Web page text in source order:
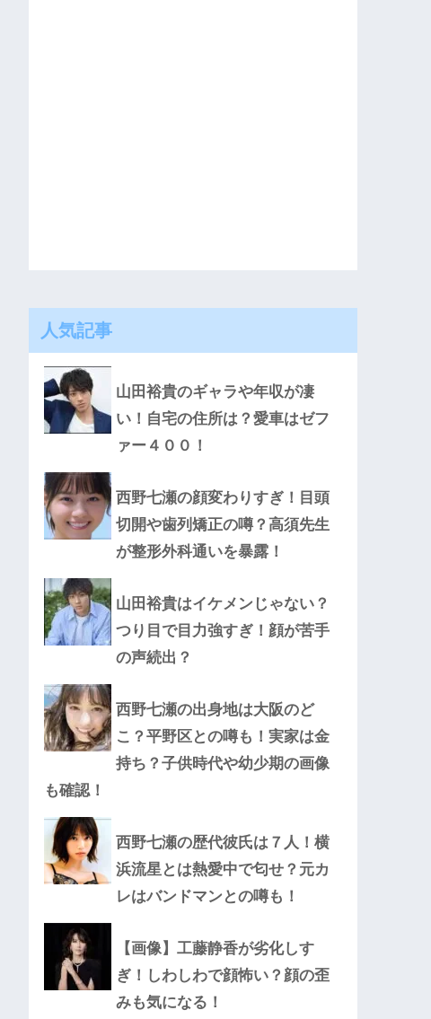
人気記事
山田裕貴のギャラや年収が凄
い！自宅の住所は？愛車はゼフ
ァー４００！
西野七瀬の顔変わりすぎ！目頭
切開や歯列矯正の噂？高須先生
が整形外科通いを暴露！
山田裕貴はイケメンじゃない？
つり目で目力強すぎ！顔が苦手
の声続出？
西野七瀬の出身地は大阪のど
こ？平野区との噂も！実家は金
持ち？子供時代や幼少期の画像
も確認！
西野七瀬の歴代彼氏は７人！横
浜流星とは熱愛中で匂せ？元カ
レはバンドマンとの噂も！
【画像】工藤静香が劣化しす
ぎ！しわしわで顔怖い？顔の歪
みも気になる！